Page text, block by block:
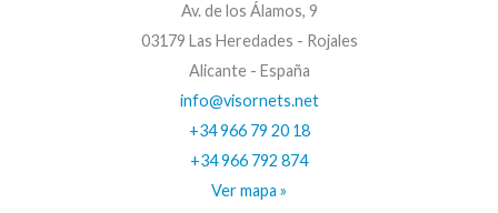
Av. de los Álamos, 9
03179 Las Heredades - Rojales
Alicante - España
info@visornets.net
+34 966 79 20 18
+34 966 792 874
Ver mapa »